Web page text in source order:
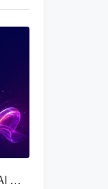
AI重构选品·品牌出海增长 暨卖家精灵AI Agent新品发布会（2026-08-28）